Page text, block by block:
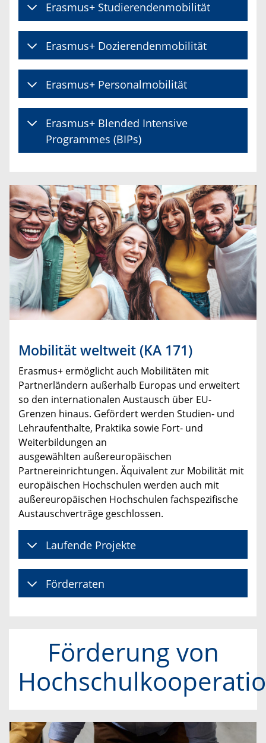
Erasmus+ Studierendenmobilität
Erasmus+ Dozierendenmobilität
Erasmus+ Personalmobilität
Erasmus+ Blended Intensive
Programmes (BIPs)
Mobilität weltweit (KA 171)
Erasmus+ ermöglicht auch Mobilitäten mit
Partnerländern außerhalb Europas und erweitert
so den internationalen Austausch über EU-
Grenzen hinaus. Gefördert werden Studien- und
Lehraufenthalte, Praktika sowie Fort- und
Weiterbildungen an
ausgewählten außereuropäischen
Partnereinrichtungen. Äquivalent zur Mobilität mit
europäischen Hochschulen werden auch mit
außereuropäischen Hochschulen fachspezifische
Austauschverträge geschlossen.
Laufende Projekte
Förderraten
Förderung von